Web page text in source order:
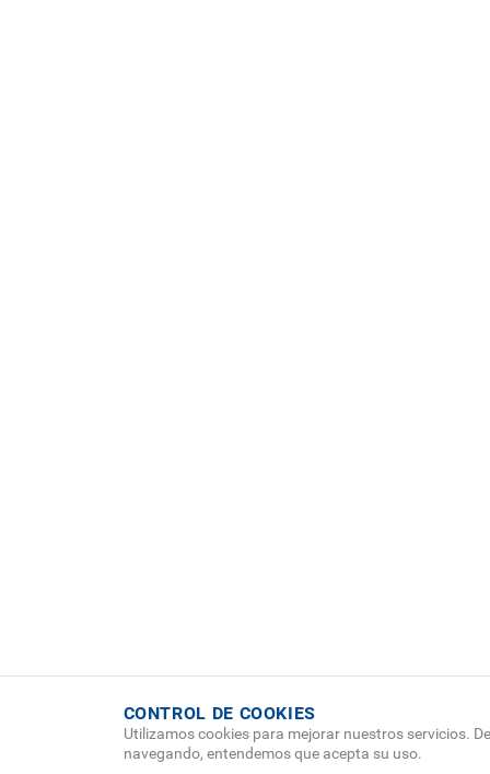
CONTROL DE COOKIES
Utilizamos cookies para mejorar nuestros servicios.
navegando, entendemos que acepta su uso.